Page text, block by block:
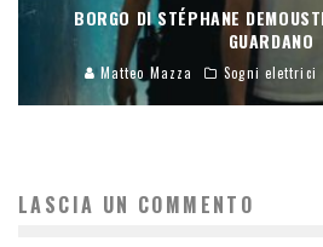
BORGO DI STÉPHANE
GUARDANO
Matteo Mazza Sogni elettrici
LASCIA UN COMMENTO